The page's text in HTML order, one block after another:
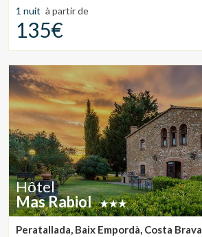
1 nuit à partir de
135€
Hôtel
Mas Rabiol
Peratallada, Baix Empordà, Costa Brava